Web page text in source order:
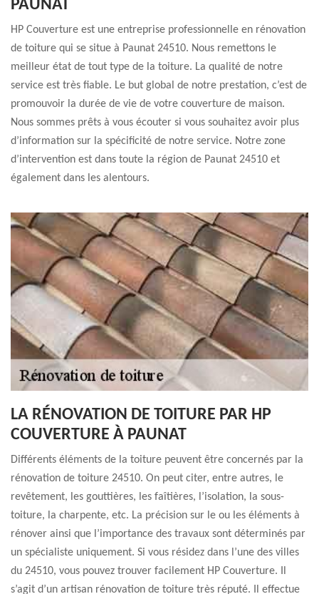
PAUNAT
HP Couverture est une entreprise professionnelle en rénovation
de toiture qui se situe à Paunat 24510. Nous remettons le
meilleur état de tout type de la toiture. La qualité de notre
service est très fiable. Le but global de notre prestation, c’est de
promouvoir la durée de vie de votre couverture de maison.
Nous sommes prêts à vous écouter si vous souhaitez avoir plus
d’information sur la spécificité de notre service. Notre zone
d’intervention est dans toute la région de Paunat 24510 et
également dans les alentours.
LA RÉNOVATION DE TOITURE PAR HP
COUVERTURE À PAUNAT
Différents éléments de la toiture peuvent être concernés par la
rénovation de toiture 24510. On peut citer, entre autres, le
revêtement, les gouttières, les faîtières, l’isolation, la sous-
toiture, la charpente, etc. La précision sur le ou les éléments à
rénover ainsi que l’importance des travaux sont déterminés par
un spécialiste uniquement. Si vous résidez dans l’une des villes
du 24510, vous pouvez trouver facilement HP Couverture. Il
s’agit d’un artisan rénovation de toiture très réputé. Il effectue